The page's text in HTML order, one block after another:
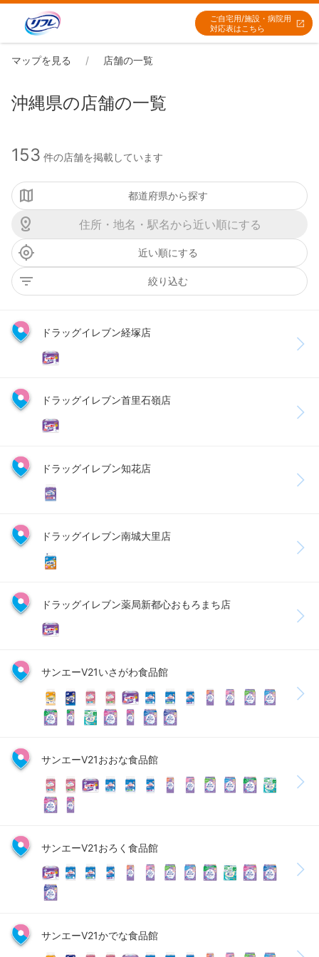
ご自宅用/施設・病院用
対応表はこちら
マップを見る 店舗の一覧
沖縄県の店舗の一覧
153 件の店舗を掲載しています
都道府県から探す
近い順にする
絞り込む
ドラッグイレブン経塚店
ドラッグイレブン首里石嶺店
ドラッグイレブン知花店
ドラッグイレブン南城大里店
ドラッグイレブン薬局新都心おもろまち店
サンエーV21いさがわ食品館
サンエーV21おおな食品館
サンエーV21おろく食品館
サンエーV21かでな食品館